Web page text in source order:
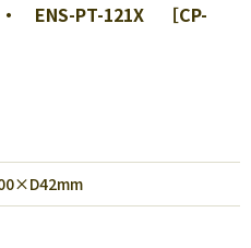
・ ENS-PT-121X ［CP-